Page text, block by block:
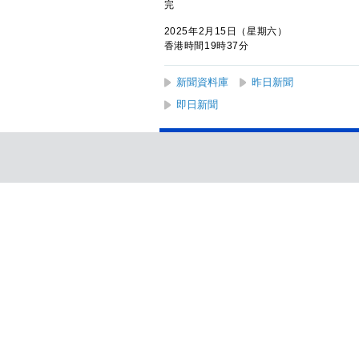
完
2025年2月15日（星期六）
香港時間19時37分
新聞資料庫 昨日新聞
即日新聞